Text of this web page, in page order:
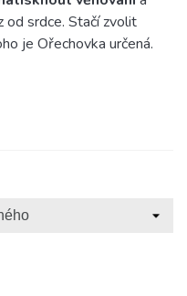
od srdce. Stačí zvolit
je Ořechovka určená.